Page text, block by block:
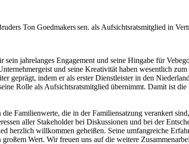
Ton Goedmakers sen. als Aufsichtsratsmitglied in
sein jahrelanges Engagement und seine Hingabe für
und seine Kreativität haben wesentlich
geprägt, indem er als erster Dienstleister in den
Rolle als Aufsichtsratsmitglied übernimmt. Damit ist
die Familienwerte, die in der Familiensatzung verankert
aller Stakeholder bei Diskussionen und bei der
herzlich willkommen geheißen. Seine umfangreiche
Wert. Wir freuen uns auf die weitere